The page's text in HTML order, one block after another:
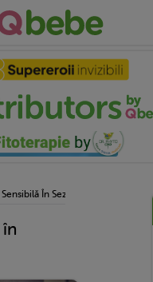
În Sezonul Rece